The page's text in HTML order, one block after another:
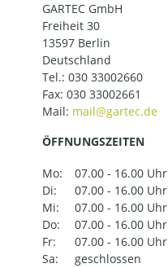
GARTEC GmbH
Freiheit 30
13597 Berlin
Deutschland
Tel.: 030 33002660
Fax: 030 33002661
Mail:
ÖFFNUNGSZEITEN
Mo:
07.00 - 16.00 Uhr
Di:
07.00 - 16.00 Uhr
Mi:
07.00 - 16.00 Uhr
Do:
07.00 - 16.00 Uhr
Fr:
07.00 - 16.00 Uhr
Sa:
geschlossen